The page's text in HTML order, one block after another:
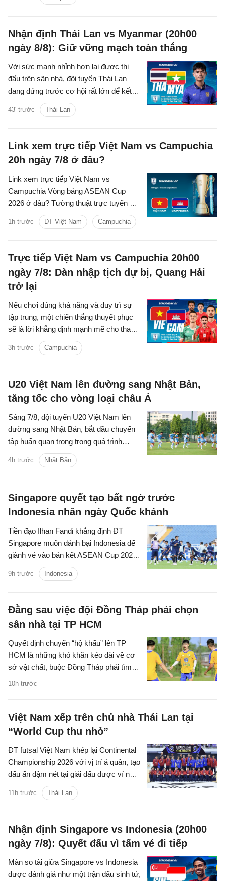
Nhận định Thái Lan vs Myanmar (20h00
ngày 8/8): Giữ vững mạch toàn thắng
Với sức mạnh nhỉnh hơn lại được thi
đấu trên sân nhà, đội tuyển Thái Lan
đang đứng trước cơ hội rất lớn để kết
thúc vòng bảng ASEAN Cup 2026 với 4
trận toàn thắng.
43' trước Thái Lan
Link xem trực tiếp Việt Nam vs Campuchia
20h ngày 7/8 ở đâu?
Link xem trực tiếp Việt Nam vs
Campuchia Vòng bảng ASEAN Cup
2026 ở đâu? Tường thuật trực tuyến kết
quả bóng đá Việt Nam vs Campuchia
trên kênh phát sóng nào?
1h trước ĐT Việt Nam Campuchia
Trực tiếp Việt Nam vs Campuchia 20h00
ngày 7/8: Dàn nhập tịch dự bị, Quang Hải
trở lại
Nếu chơi đúng khả năng và duy trì sự
tập trung, một chiến thắng thuyết phục
sẽ là lời khẳng định mạnh mẽ cho tham
vọng bảo vệ ngôi vương Đông Nam Á
của thầy trò HLV Kim Sang-sik.
3h trước Campuchia
U20 Việt Nam lên đường sang Nhật Bản,
tăng tốc cho vòng loại châu Á
Sáng 7/8, đội tuyển U20 Việt Nam lên
đường sang Nhật Bản, bắt đầu chuyến
tập huấn quan trọng trong quá trình
chuẩn bị cho Vòng loại U20 châu Á
4h trước Nhật Bản
Singapore quyết tạo bất ngờ trước
Indonesia nhân ngày Quốc khánh
Tiền đạo Ilhan Fandi khẳng định ĐT
Singapore muốn đánh bại Indonesia để
giành vé vào bán kết ASEAN Cup 2026,
đồng thời xem đây là món quà ý nghĩa
dành tặng NHM nhân dịp Quốc khánh
9h trước Indonesia
Đằng sau việc đội Đồng Tháp phải chọn
sân nhà tại TP HCM
Quyết định chuyển “hộ khẩu” lên TP
HCM là những khó khăn kéo dài về cơ
sở vật chất, buộc Đồng Tháp phải tìm
môi trường phù hợp hơn để duy trì hoạt
10h trước
Việt Nam xếp trên chủ nhà Thái Lan tại
“World Cup thu nhỏ”
ĐT futsal Việt Nam khép lại Continental
Championship 2026 với vị trí á quân, tạo
dấu ấn đậm nét tại giải đấu được ví như
"World Cup thu nhỏ" của futsal thế giới.
11h trước Thái Lan
Nhận định Singapore vs Indonesia (20h00
ngày 7/8): Quyết đấu vì tấm vé đi tiếp
Màn so tài giữa Singapore vs Indonesia
được đánh giá như một trận đấu sinh tử,